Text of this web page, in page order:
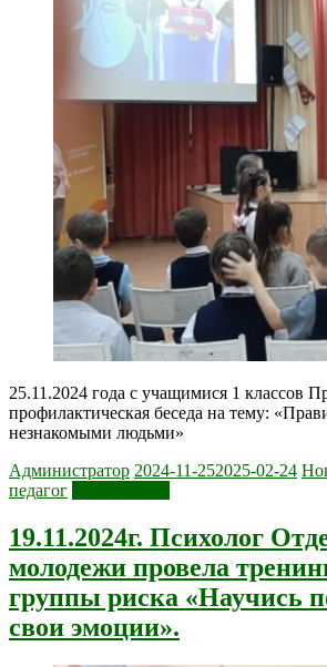
25.11.2024 года с учащимися 1 классов
профилактическая беседа на тему:
незнакомыми людьми»
Администратор 2024-11-252025-02-24
педагог
19.11.2024г. Психолог
молодежи провела
группы риска «Научись
свои эмоции».